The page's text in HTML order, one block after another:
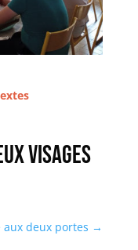
visages
aux deux portes →